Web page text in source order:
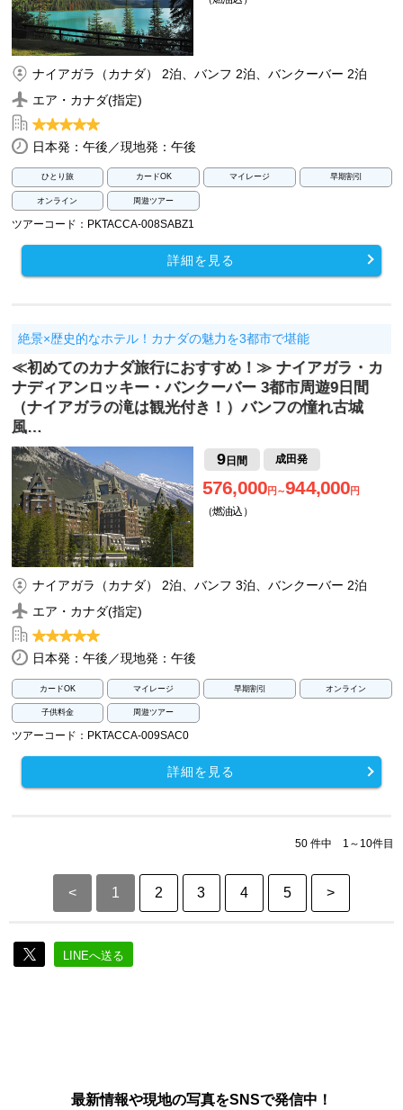
ナイアガラ（カナダ） 2泊、バンフ 2泊、バンクーバー 2泊
エア・カナダ(指定)
日本発：午後／現地発：午後
ひとり旅 カードOK マイレージ 早期割引
オンライン 周遊ツアー
ツアーコード：PKTACCA-008SABZ1
詳細を見る
絶景×歴史的なホテル！カナダの魅力を3都市で堪能
≪初めてのカナダ旅行におすすめ！≫ ナイアガラ・カ
ナディアンロッキー・バンクーバー 3都市周遊9日間
（ナイアガラの滝は観光付き！）バンフの憧れ古城
風…
9日間 成田発
576,000円～944,000円
（燃油込）
ナイアガラ（カナダ） 2泊、バンフ 3泊、バンクーバー 2泊
エア・カナダ(指定)
日本発：午後／現地発：午後
カードOK マイレージ 早期割引 オンライン
子供料金 周遊ツアー
ツアーコード：PKTACCA-009SAC0
詳細を見る
50 件中 1～10件目
< 1 2 3 4 5 >
LINEへ送る
最新情報や現地の写真をSNSで発信中！